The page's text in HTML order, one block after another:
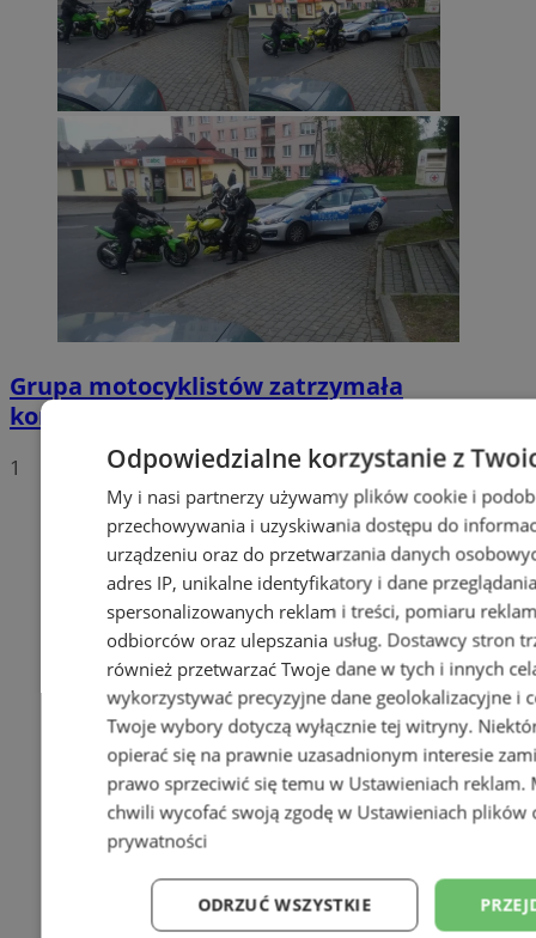
Grupa motocyklistów zatrzymała
kompletnie pijanego mężczyznę
1 Odpowiedzialne korzystanie z
My i nasi partnerzy używamy plików cookie i
przechowywania i uzyskiwania dostępu do
urządzeniu oraz do przetwarzania danych
adres IP, unikalne identyfikatory i dane
spersonalizowanych reklam i treści, pomiaru
odbiorców oraz ulepszania usług. Dostawcy stron
również przetwarzać Twoje dane w tych i innych
wykorzystywać precyzyjne dane geolokalizacyjne i
Twoje wybory dotyczą wyłącznie tej witryny.
opierać się na prawnie uzasadnionym interesie
prawo sprzeciwić się temu w Ustawieniach reklam.
chwili wycofać swoją zgodę w Ustawieniach plików
prywatności
ODRZUĆ WSZYSTKIE